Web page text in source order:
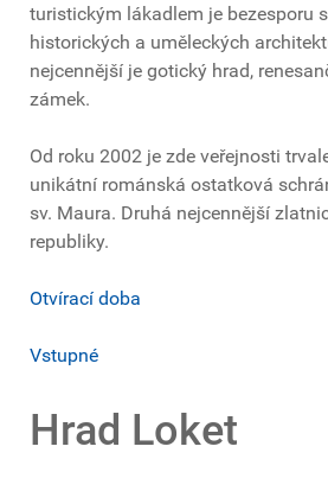
turistickým lákadlem je bezesporu
historických a uměleckých
nejcennější je gotický hrad,
zámek.
Od roku 2002 je zde veřejnosti
unikátní románská ostatková
sv. Maura. Druhá nejcennější
republiky.
Otvírací doba
Vstupné
Hrad Loket